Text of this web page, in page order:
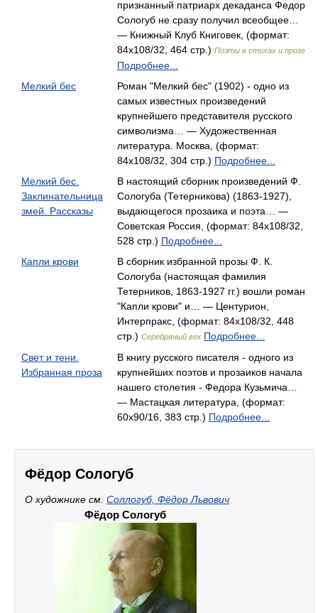
признанный патриарх декаданса Федор
Сологуб не сразу получил всеобщее…
— Книжный Клуб Книговек, (формат:
84x108/32, 464 стр.) Поэты в стихах и прозе
Подробнее...
Мелкий бес
Роман "Мелкий бес" (1902) - одно из
самых известных произведений
крупнейшего представителя русского
символизма… — Художественная
литература. Москва, (формат:
84x108/32, 304 стр.) Подробнее...
Мелкий бес.
Заклинательница
змей. Рассказы
В настоящий сборник произведений Ф.
Сологуба (Тетерникова) (1863-1927),
выдающегося прозаика и поэта… —
Советская Россия, (формат: 84x108/32,
528 стр.) Подробнее...
Капли крови
В сборник избранной прозы Ф. К.
Сологуба (настоящая фамилия
Тетерников, 1863-1927 гг.) вошли роман
"Капли крови" и… — Центурион,
Интерпракс, (формат: 84x108/32, 448
стр.) Серебряный век Подробнее...
Свет и тени.
Избранная проза
В книгу русского писателя - одного из
крупнейших поэтов и прозаиков начала
нашего столетия - Федора Кузьмича…
— Мастацкая литература, (формат:
60x90/16, 383 стр.) Подробнее...
Фёдор Сологуб
О художнике см. Соллогуб, Фёдор Львович
Фёдор Сологуб